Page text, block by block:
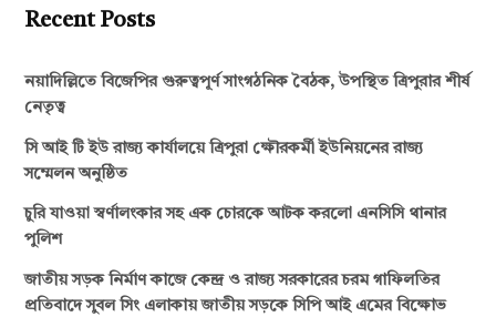
Recent Posts
নয়াদিল্লিতে বিজেপির গুরুত্বপূর্ণ সাংগঠনিক বৈঠক, উপস্থিত ত্রিপুরার শীর্ষ
নেতৃত্ব
সি আই টি ইউ রাজ্য কার্যালয়ে ত্রিপুরা ক্ষৌরকর্মী ইউনিয়নের রাজ্য
সম্মেলন অনুষ্ঠিত
চুরি যাওয়া স্বর্ণালংকার সহ এক চোরকে আটক করলো এনসিসি থানার
পুলিশ
জাতীয় সড়ক নির্মাণ কাজে কেন্দ্র ও রাজ্য সরকারের চরম গাফিলতির
প্রতিবাদে সুবল সিং এলাকায় জাতীয় সড়কে সিপি আই এমের বিক্ষোভ